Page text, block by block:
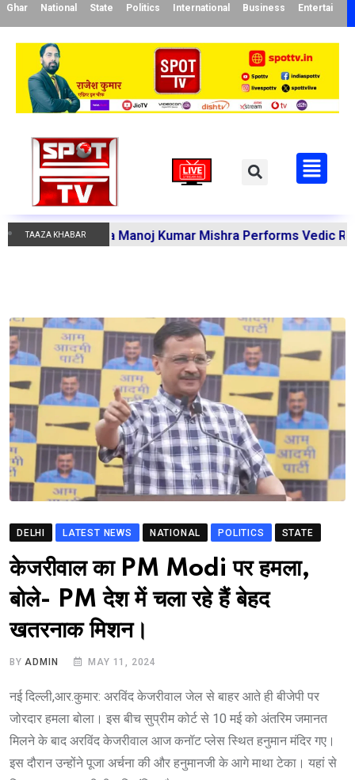
Ghar National State Politics International Business
TAAZA KHABAR
Acharya Manoj Kumar Mishra Performs Vedic
DELHI LATEST NEWS NATIONAL POLITICS STATE
केजरीवाल का PM Modi पर हमला,
बोले- PM देश में चला रहे हैं बेहद
खतरनाक मिशन।
BY ADMIN MAY 11, 2024
नई दिल्ली,आर.कुमार: अरविंद केजरीवाल जेल से बाहर आते ही बीजेपी पर
जोरदार हमला बोला। इस बीच सुप्रीम कोर्ट से 10 मई को अंतरिम जमानत
मिलने के बाद अरविंद केजरीवाल आज कनॉट प्लेस स्थित हनुमान मंदिर गए।
इस दौरान उन्होंने पूजा अर्चना की और हनुमानजी के आगे माथा टेका। यहां से